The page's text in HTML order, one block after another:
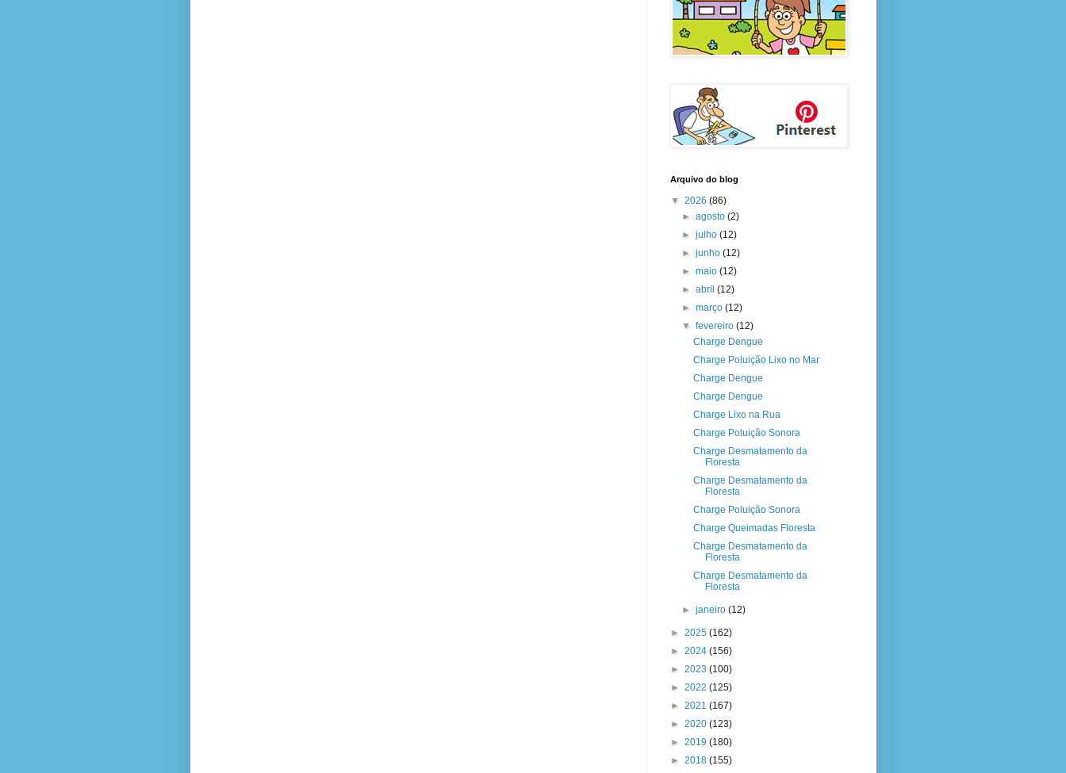
Arquivo do blog
▼ 2026 (86)
► agosto (2)
► julho (12)
► junho (12)
► maio (12)
► abril (12)
► março (12)
▼ fevereiro (12)
Charge Dengue
Charge Poluição Lixo no Mar
Charge Dengue
Charge Dengue
Charge Lixo na Rua
Charge Poluição Sonora
Charge Desmatamento da
Floresta
Charge Desmatamento da
Floresta
Charge Poluição Sonora
Charge Queimadas Floresta
Charge Desmatamento da
Floresta
Charge Desmatamento da
Floresta
► janeiro (12)
► 2025 (162)
► 2024 (156)
► 2023 (100)
► 2022 (125)
► 2021 (167)
► 2020 (123)
► 2019 (180)
► 2018 (155)